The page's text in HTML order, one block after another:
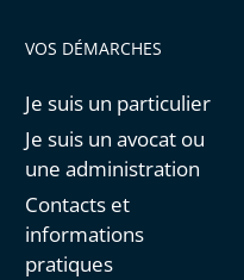
VOS DÉMARCHES
Je suis un particulier
Je suis un avocat ou
une administration
Contacts et
informations
pratiques